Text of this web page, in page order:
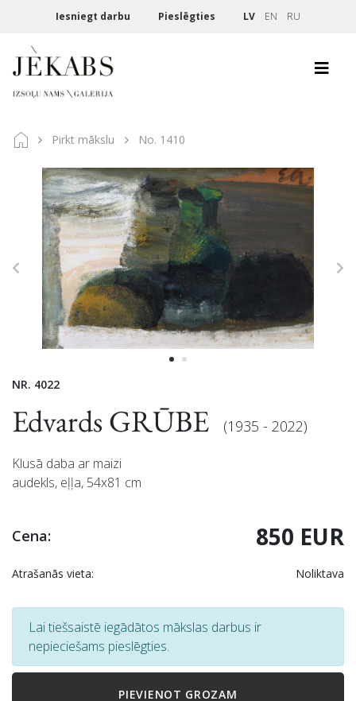
Iesniegt darbu Pieslēgties LV EN RU
Pirkt mākslu No. 1410
NR. 4022
Edvards GRŪBE (1935 - 2022)
Klusā daba ar maizi
audekls, eļļa, 54x81 cm
Cena: 850 EUR
Atrašanās vieta: Noliktava
Lai tiešsaistē iegādātos mākslas darbus ir
nepieciešams pieslēgties.
PIEVIENOT GROZAM